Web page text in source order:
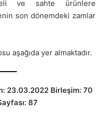
ve sahte ürünlere
son dönemdeki zamlar
aşağıda yer almaktadır.
23.03.2022 Birleşim: 70
87